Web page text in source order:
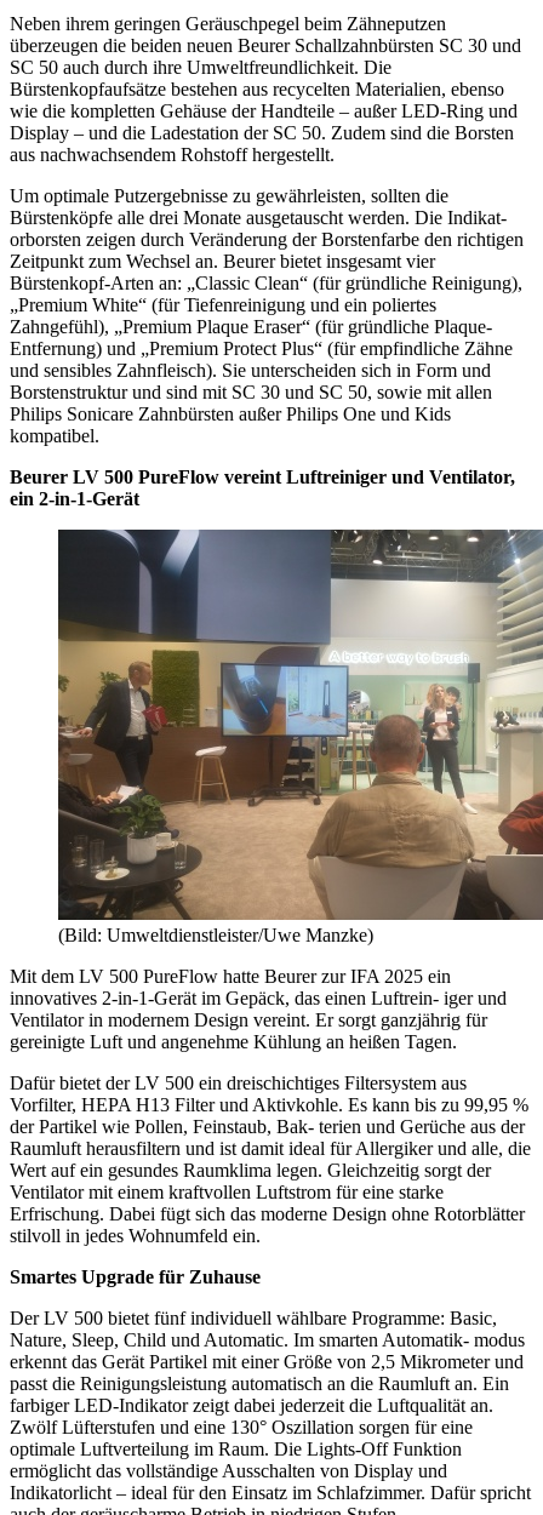
Neben ihrem geringen Geräuschpegel beim Zähneputzen
überzeugen die beiden neuen Beurer Schallzahnbürsten SC 30 und
SC 50 auch durch ihre Umweltfreundlichkeit. Die
Bürstenkopfaufsätze bestehen aus recycelten Materialien, ebenso
wie die kompletten Gehäuse der Handteile – außer LED-Ring und
Display – und die Ladestation der SC 50. Zudem sind die Borsten
aus nachwachsendem Rohstoff hergestellt.
Um optimale Putzergebnisse zu gewährleisten, sollten die
Bürstenköpfe alle drei Monate ausgetauscht werden. Die Indikat-
orborsten zeigen durch Veränderung der Borstenfarbe den richtigen
Zeitpunkt zum Wechsel an. Beurer bietet insgesamt vier
Bürstenkopf-Arten an: „Classic Clean“ (für gründliche Reinigung),
„Premium White“ (für Tiefenreinigung und ein poliertes
Zahngefühl), „Premium Plaque Eraser“ (für gründliche Plaque-
Entfernung) und „Premium Protect Plus“ (für empfindliche Zähne
und sensibles Zahnfleisch). Sie unterscheiden sich in Form und
Borstenstruktur und sind mit SC 30 und SC 50, sowie mit allen
Philips Sonicare Zahnbürsten außer Philips One und Kids
kompatibel.
Beurer LV 500 PureFlow vereint Luftreiniger und Ventilator,
ein 2-in-1-Gerät
(Bild: Umweltdienstleister/Uwe Manzke)
Mit dem LV 500 PureFlow hatte Beurer zur IFA 2025 ein
innovatives 2-in-1-Gerät im Gepäck, das einen Luftrein- iger und
Ventilator in modernem Design vereint. Er sorgt ganzjährig für
gereinigte Luft und angenehme Kühlung an heißen Tagen.
Dafür bietet der LV 500 ein dreischichtiges Filtersystem aus
Vorfilter, HEPA H13 Filter und Aktivkohle. Es kann bis zu 99,95 %
der Partikel wie Pollen, Feinstaub, Bak- terien und Gerüche aus der
Raumluft herausfiltern und ist damit ideal für Allergiker und alle, die
Wert auf ein gesundes Raumklima legen. Gleichzeitig sorgt der
Ventilator mit einem kraftvollen Luftstrom für eine starke
Erfrischung. Dabei fügt sich das moderne Design ohne Rotorblätter
stilvoll in jedes Wohnumfeld ein.
Smartes Upgrade für Zuhause
Der LV 500 bietet fünf individuell wählbare Programme: Basic,
Nature, Sleep, Child und Automatic. Im smarten Automatik- modus
erkennt das Gerät Partikel mit einer Größe von 2,5 Mikrometer und
passt die Reinigungsleistung automatisch an die Raumluft an. Ein
farbiger LED-Indikator zeigt dabei jederzeit die Luftqualität an.
Zwölf Lüfterstufen und eine 130° Oszillation sorgen für eine
optimale Luftverteilung im Raum. Die Lights-Off Funktion
ermöglicht das vollständige Ausschalten von Display und
Indikatorlicht – ideal für den Einsatz im Schlafzimmer. Dafür spricht